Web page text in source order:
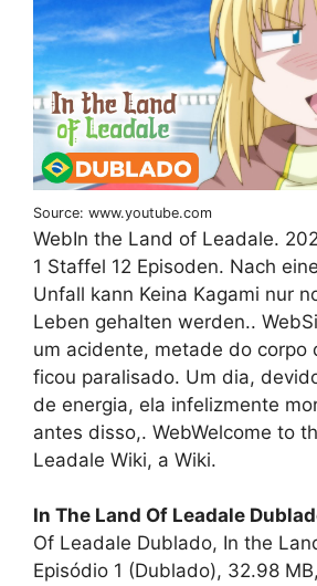
Source: www.youtube.com
WebIn the Land of Leadale.
1 Staffel 12 Episoden. Nach
Unfall kann Keina Kagami nur
Leben gehalten werden..
um acidente, metade do corpo
ficou paralisado. Um dia,
de energia, ela infelizmente
antes disso,. WebWelcome to
Leadale Wiki, a Wiki.
In The Land Of Leadale
Of Leadale Dublado, In the
Episódio 1 (Dublado), 32.98